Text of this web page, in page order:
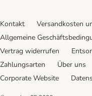
Kontakt Versandkosten
Allgemeine
Vertrag widerrufen
Zahlungsarten
Über uns
Corporate Website